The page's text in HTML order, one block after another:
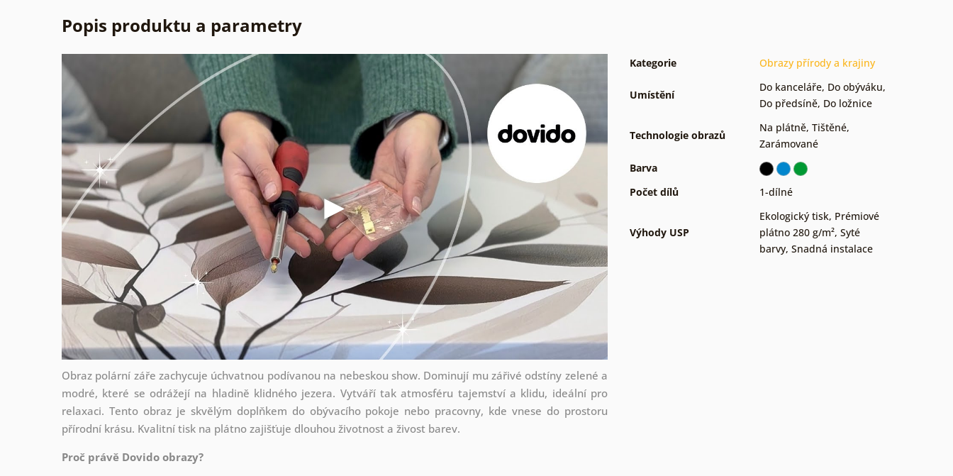
Popis produktu a parametry
Obraz polární záře zachycuje úchvatnou podívanou na nebeskou show. Dominují mu zářivé odstíny zelené a
modré, které se odrážejí na hladině klidného jezera. Vytváří tak atmosféru tajemství a klidu, ideální pro
relaxaci. Tento obraz je skvělým doplňkem do obývacího pokoje nebo pracovny, kde vnese do prostoru
přírodní krásu. Kvalitní tisk na plátno zajišťuje dlouhou životnost a živost barev.
Proč právě Dovido obrazy?
Kategorie Obrazy přírody a krajiny
Umístění
Do kanceláře, Do obýváku,
Do předsíně, Do ložnice
Technologie obrazů
Na plátně, Tištěné,
Zarámované
Barva
Počet dílů
1-dílné
Výhody USP
Ekologický tisk, Prémiové
plátno 280 g/m², Syté
barvy, Snadná instalace